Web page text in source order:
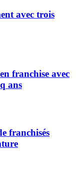
avec trois
franchise avec
ans
franchisés